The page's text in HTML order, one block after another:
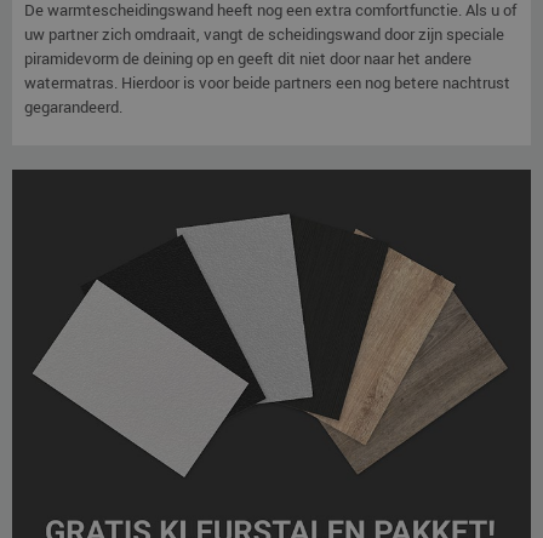
De warmtescheidingswand heeft nog een extra comfortfunctie. Als u of
uw partner zich omdraait, vangt de scheidingswand door zijn speciale
piramidevorm de deining op en geeft dit niet door naar het andere
watermatras. Hierdoor is voor beide partners een nog betere nachtrust
gegarandeerd.